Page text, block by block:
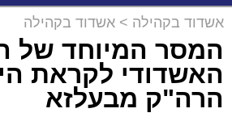
אשדוד בקהילה > אשדוד בקהילה
המסר המיוחד של
האשדודי לקראת
הרה"ק מבעלזא